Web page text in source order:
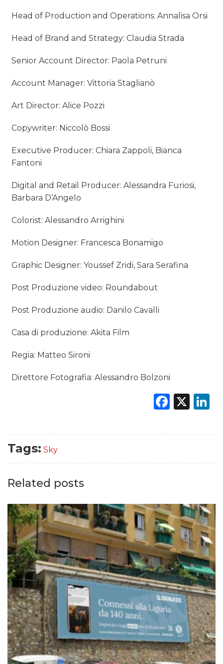
Head of Production and Operations: Annalisa Orsi
Head of Brand and Strategy: Claudia Strada
Senior Account Director: Paola Petruni
Account Manager: Vittoria Staglianò
Art Director: Alice Pozzi
Copywriter: Niccolò Bossi
Executive Producer: Chiara Zappoli, Bianca
Fantoni
Digital and Retail Producer: Alessandra Furiosi,
Barbara D’Angelo
Colorist: Alessandro Arrighini
Motion Designer: Francesca Bonamigo
Graphic Designer: Youssef Zridi, Sara Serafina
Post Produzione video: Roundabout
Post Produzione audio: Danilo Cavalli
Casa di produzione: Akita Film
Regia: Matteo Sironi
Direttore Fotografia: Alessandro Bolzoni
X
Tags: Sky
Related posts